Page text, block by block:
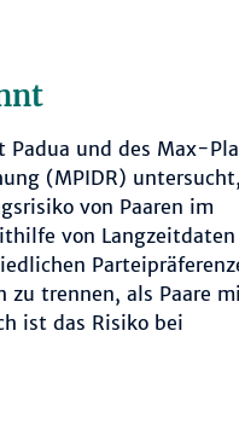
Padua und des Max-
(MPIDR)
von Paaren im
von Langzeitdaten
zu trennen, als Paare
ist das Risiko bei